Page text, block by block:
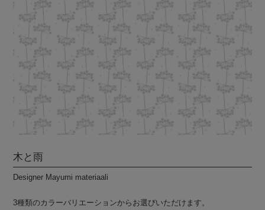
木と雨
Designer Mayumi materiaali
3種類のカラーバリエーションからお選びいただけます。